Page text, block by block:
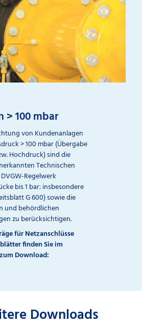
> 100 mbar
von Kundenanlagen
> 100 mbar (Übergabe
Hochdruck) sind die
Technischen
Regelwerk
bis 1 bar: insbesondere
G 600) sowie die
und behördlichen
zu berücksichtigen.
für Netzanschlüsse
finden Sie im
Download:
Downloads